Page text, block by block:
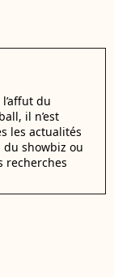
du
il n’est
les actualités
du showbiz ou
recherches